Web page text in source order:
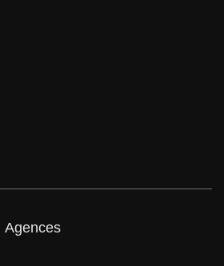
Agences